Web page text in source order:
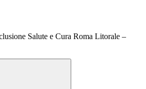
Salute e Cura Roma Litorale –